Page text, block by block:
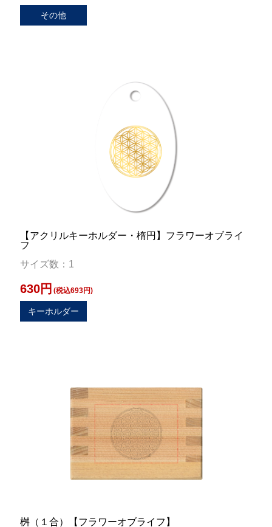
その他
【アクリルキーホルダー・楕円】フラワーオブライ
フ
サイズ数：1
630円 (税込693円)
キーホルダー
桝（１合）【フラワーオブライフ】